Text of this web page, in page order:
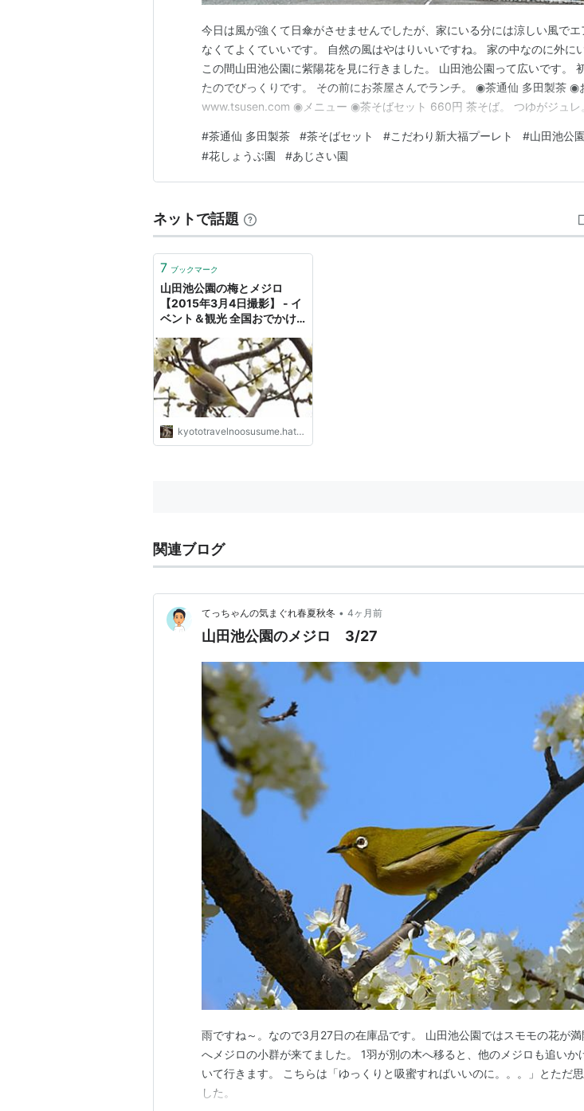
今日は風が強くて日傘がさせませんでしたが、家にいる分には涼しい風でエ
なくてよくていいです。 自然の風はやはりいいですね。 家の中なのに外に
この間山田池公園に紫陽花を見に行きました。 山田池公園って広いです。
たのでびっくりです。 その前にお茶屋さんでランチ。 ◉茶通仙 多田製茶 ◉
www.tsusen.com ◉メニュー ◉茶そばセット 660円 茶そば。 つゆがジュレ
りだったのでこの量がとても嬉しいです。 お稲荷さんも美味しい。 ほうじ
るのですが美…
#茶通仙 多田製茶 #茶そばセット #こだわり新大福プーレト #山田池公園
#花しょうぶ園 #あじさい園
ネットで話題
7 ブックマーク
山田池公園の梅とメジロ
【2015年3月4日撮影】 - イ
ベント＆観光 全国おでかけ
kyototravelnoosusume.hatenablog.com
関連ブログ
てっちゃんの気まぐれ春夏秋冬 • 4ヶ月前
山田池公園のメジロ 3/27
雨ですね～。なので3月27日の在庫品です。 山田池公園ではスモモの花が満
へメジロの小群が来てました。 1羽が別の木へ移ると、他のメジロも追いか
いて行きます。 こちらは「ゆっくりと吸蜜すればいいのに。。。」とただ
した。